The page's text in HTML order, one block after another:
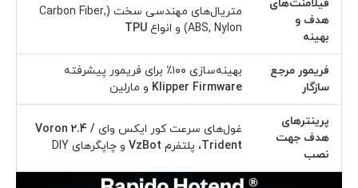
فیلامنت‌های
هدف و
بهینه
متریال‌های مهندسی سخت (Carbon Fiber,
ABS, Nylon) و انواع
TPU
فریمور مرجع
سازگار
بهینه‌سازی ۱۰۰٪ برای فریمور پیشرفته
Klipper Firmware و مارلین
پرینترهای
هدف جهت
نصب
غول‌های سرعت کور ایکس وای Voron 2.4 /
Trident، پلتفرم VzBot و چاپگرهای DIY